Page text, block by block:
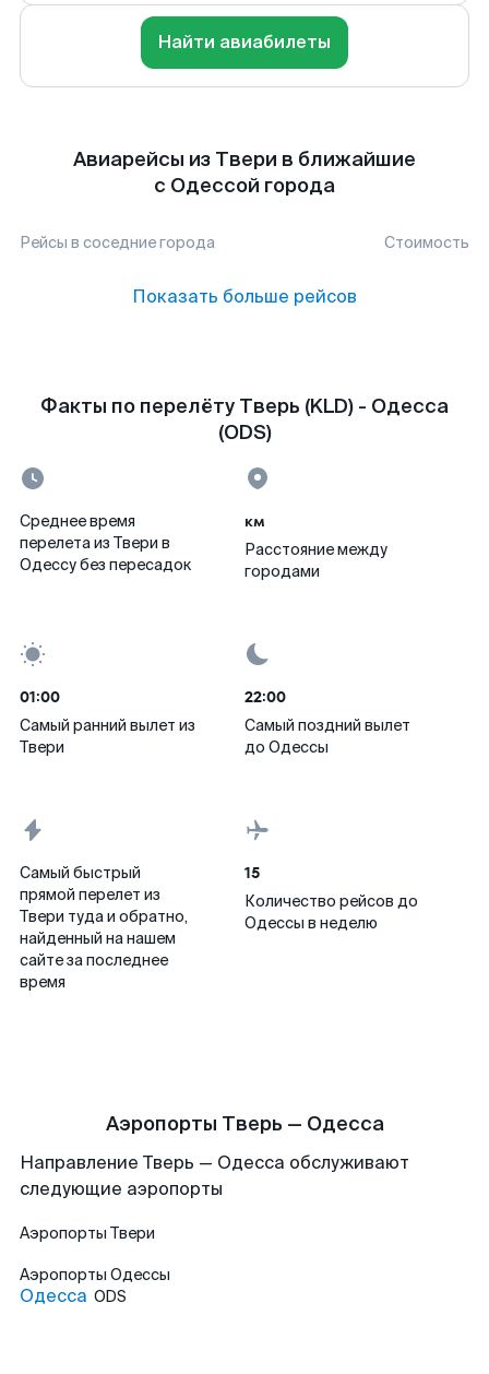
Найти авиабилеты
Авиарейсы из Твери в ближайшие
с Одессой города
Рейсы в соседние города Стоимость
Показать больше рейсов
Факты по перелёту Тверь (KLD) - Одесса
(ODS)
Среднее время
перелета из Твери в
Одессу без пересадок
км
Расстояние между
городами
01:00
Самый ранний вылет из
Твери
22:00
Самый поздний вылет
до Одессы
Самый быстрый
прямой перелет из
Твери туда и обратно,
найденный на нашем
сайте за последнее
время
15
Количество рейсов до
Одессы в неделю
Аэропорты Тверь — Одесса
Направление Тверь — Одесса обслуживают
следующие аэропорты
Аэропорты Твери
Аэропорты Одессы
Одесса ODS